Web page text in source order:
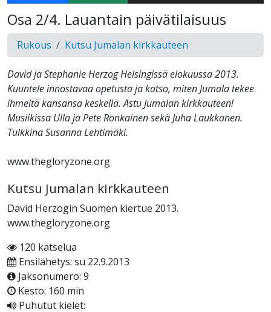
Osa 2/4. Lauantain päivätilaisuus
Rukous Kutsu Jumalan kirkkauteen
David ja Stephanie Herzog Helsingissä elokuussa 2013.
Kuuntele innostavaa opetusta ja katso, miten Jumala tekee
ihmeitä kansansa keskellä. Astu Jumalan kirkkauteen!
Musiikissa Ulla ja Pete Ronkainen sekä Juha Laukkanen.
Tulkkina Susanna Lehtimäki.
www.thegloryzone.org
Kutsu Jumalan kirkkauteen
David Herzogin Suomen kiertue 2013.
www.thegloryzone.org
120 katselua
Ensilähetys: su 22.9.2013
Jaksonumero: 9
Kesto: 160 min
Puhutut kielet: